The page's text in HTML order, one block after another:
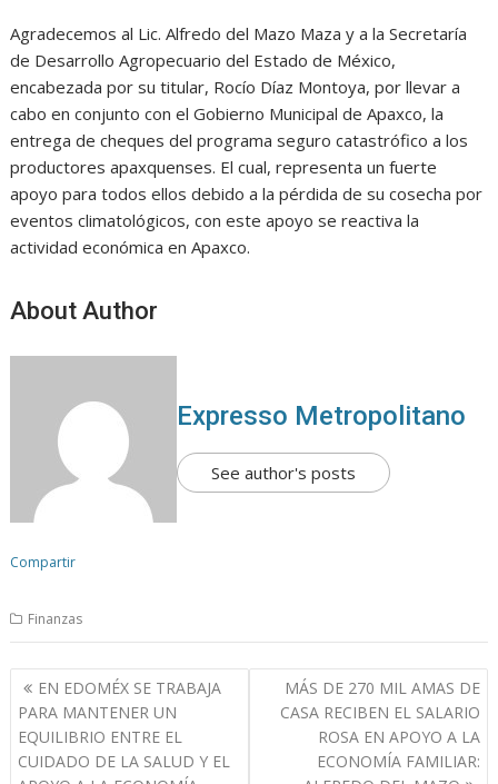
Agradecemos al Lic. Alfredo del Mazo Maza y a la Secretaría
de Desarrollo Agropecuario del Estado de México,
encabezada por su titular, Rocío Díaz Montoya, por llevar a
cabo en conjunto con el Gobierno Municipal de Apaxco, la
entrega de cheques del programa seguro catastrófico a los
productores apaxquenses. El cual, representa un fuerte
apoyo para todos ellos debido a la pérdida de su cosecha por
eventos climatológicos, con este apoyo se reactiva la
actividad económica en Apaxco.
About Author
Expresso Metropolitano
See author's posts
Compartir
Finanzas
N
a
v
e
EN EDOMÉX SE TRABAJA
PARA MANTENER UN
EQUILIBRIO ENTRE EL
CUIDADO DE LA SALUD Y EL
MÁS DE 270 MIL AMAS DE
CASA RECIBEN EL SALARIO
ROSA EN APOYO A LA
ECONOMÍA FAMILIAR: